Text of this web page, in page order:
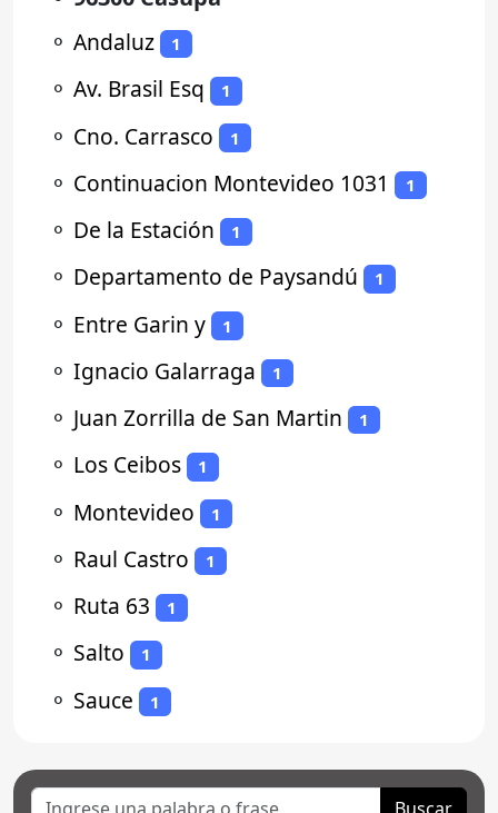
⚬ Andaluz 1
⚬ Av. Brasil Esq 1
⚬ Cno. Carrasco 1
⚬ Continuacion Montevideo 1031 1
⚬ De la Estación 1
⚬ Departamento de Paysandú 1
⚬ Entre Garin y 1
⚬ Ignacio Galarraga 1
⚬ Juan Zorrilla de San Martin 1
⚬ Los Ceibos 1
⚬ Montevideo 1
⚬ Raul Castro 1
⚬ Ruta 63 1
⚬ Salto 1
⚬ Sauce 1